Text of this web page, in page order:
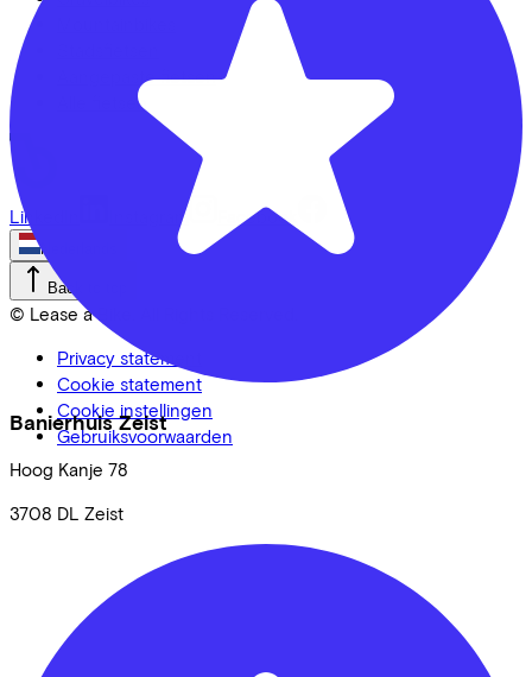
Banierhuis Zeist
Hoog Kanje 78
3708 DL Zeist
Aangepaste fietsen
Alle fietsen
LinkedIn Instagram Facebook
Nederlands
Back to top
© Lease a Bike. All Rights Reserved.
Privacy statement
Cookie statement
Cookie instellingen
Gebruiksvoorwaarden